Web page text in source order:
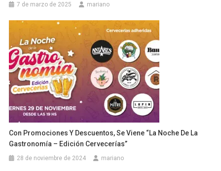
7 de marzo de 2025 mariano
Con Promociones Y Descuentos, Se Viene “La Noche De La
Gastronomía – Edición Cervecerías”
28 de noviembre de 2024 mariano